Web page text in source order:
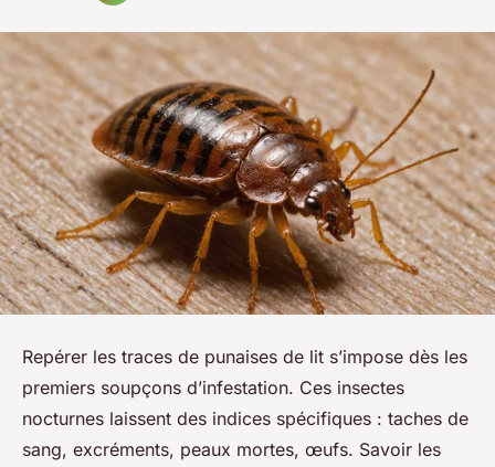
Repérer les traces de punaises de lit s’impose dès les
premiers soupçons d’infestation. Ces insectes
nocturnes laissent des indices spécifiques : taches de
sang, excréments, peaux mortes, œufs. Savoir les